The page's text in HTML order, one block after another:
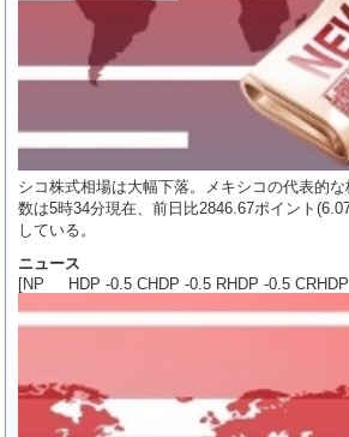
シコ株式相場は大幅下落。メキシコの代表的
数は5時34分現在、前日比2846.67ポイント
している。
ニュース
[NP HDP -0.5 CHDP -0.5 RHDP -0.5